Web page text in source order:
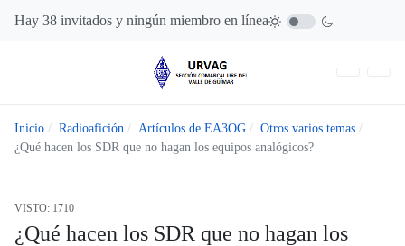
Hay 38 invitados y ningún miembro en línea
Inicio Radioafición Artículos de EA3OG
Otros varios temas
¿Qué hacen los SDR que no hagan los equipos analógicos?
VISTO: 1710
¿Qué hacen los SDR que no hagan los